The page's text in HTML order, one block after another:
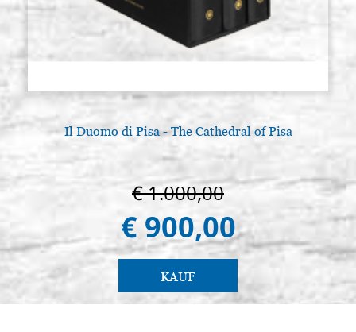
Il Duomo di Pisa - The Cathedral of Pisa
€ 1.000,00
€ 900,00
KAUF